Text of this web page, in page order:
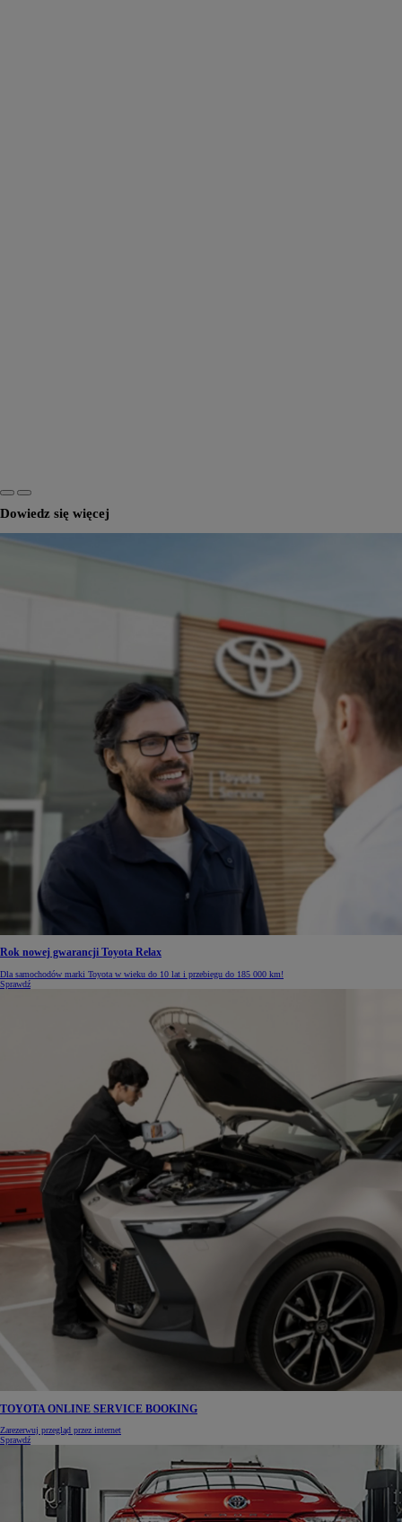
Dowiedz się więcej
Rok nowej gwarancji Toyota Relax
Dla samochodów marki Toyota w wieku do 10 lat i przebiegu do 185 000 km!
Sprawdź
TOYOTA ONLINE SERVICE BOOKING
Zarezerwuj przegląd przez internet
Sprawdź